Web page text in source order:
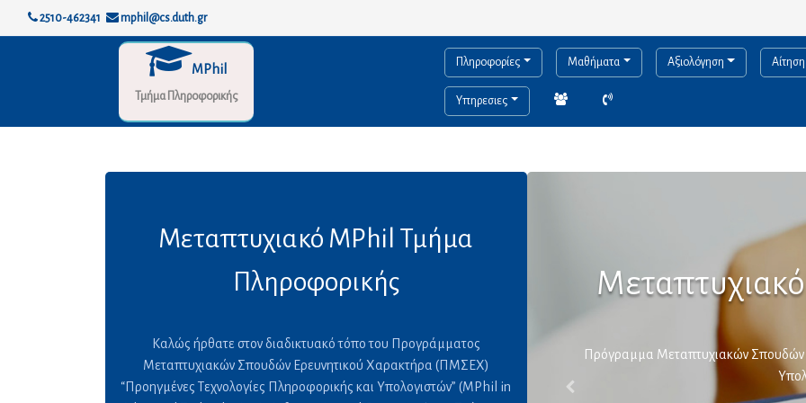
2510-462341 mphil@cs.duth.gr
Πληροφορίες Μαθήματα Αξιολόγηση
Υπηρεσιες
MPhil
Τμήμα Πληροφορικής
Μεταπτυχιακό MPhil Τμήμα
Πληροφορικής
Καλώς ήρθατε στον διαδικτυακό τόπο του Προγράμματος
Μεταπτυχιακών Σπουδών Ερευνητικού Χαρακτήρα (ΠΜΣΕΧ)
“Προηγμένες Τεχνολογίες Πληροφορικής και Υπολογιστών” (MPhil in
Μεταπτυχιακό της
Πρόγραμμα Μεταπτυχιακών Σπουδών
Υπολογιστών
Previous